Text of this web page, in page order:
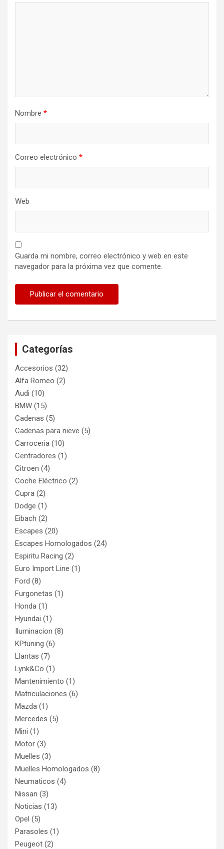
Nombre *
Correo electrónico *
Web
Guarda mi nombre, correo electrónico y web en este
navegador para la próxima vez que comente.
Categorías
Accesorios (32)
Alfa Romeo (2)
Audi (10)
BMW (15)
Cadenas (5)
Cadenas para nieve (5)
Carroceria (10)
Centradores (1)
Citroen (4)
Coche Eléctrico (2)
Cupra (2)
Dodge (1)
Eibach (2)
Escapes (20)
Escapes Homologados (24)
Espiritu Racing (2)
Euro Import Line (1)
Ford (8)
Furgonetas (1)
Honda (1)
Hyundai (1)
Iluminacion (8)
KPtuning (6)
Llantas (7)
Lynk&Co (1)
Mantenimiento (1)
Matriculaciones (6)
Mazda (1)
Mercedes (5)
Mini (1)
Motor (3)
Muelles (3)
Muelles Homologados (8)
Neumaticos (4)
Nissan (3)
Noticias (13)
Opel (5)
Parasoles (1)
Peugeot (2)